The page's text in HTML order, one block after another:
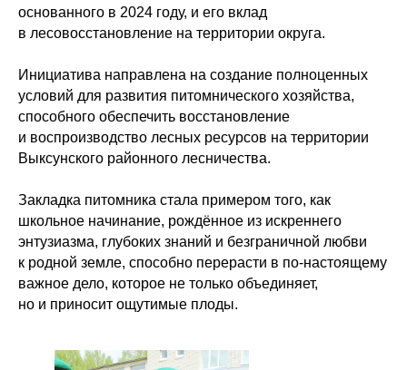
основанного в 2024 году, и его вклад
в лесовосстановление на территории округа.
Инициатива направлена на создание полноценных
условий для развития питомнического хозяйства,
способного обеспечить восстановление
и воспроизводство лесных ресурсов на территории
Выксунского районного лесничества.
Закладка питомника стала примером того, как
школьное начинание, рождённое из искреннего
энтузиазма, глубоких знаний и безграничной любви
к родной земле, способно перерасти в по-настоящему
важное дело, которое не только объединяет,
но и приносит ощутимые плоды.